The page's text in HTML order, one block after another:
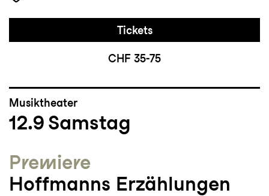
Tickets
CHF 35-75
Musiktheater
12.9 Samstag
Premiere
Hoffmanns Erzählungen